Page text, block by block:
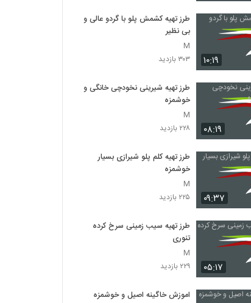
۱۰:۱۹
طرز تهیه کشمش پلو با گردو عالی و
بی نظیر
M
۳۰۳ بازدید
۰۸:۱۹
طرز تهیه شیرینی نخودچی خانگی و
خوشمزه
M
۲۲۸ بازدید
۰۹:۳۷
طرز تهیه کلم پلو شیرازی بسیار
خوشمزه
M
۲۲۵ بازدید
۰۵:۱۷
طرز تهیه سیب زمینی سرخ کرده
تنوری
M
۲۲۹ بازدید
اموزش خاگینه اصیل و خوشمزه